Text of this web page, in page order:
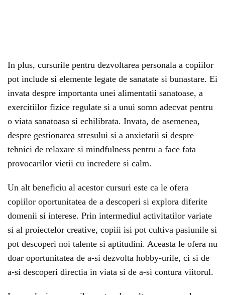
In plus, cursurile pentru dezvoltarea personala a copiilor
pot include si elemente legate de sanatate si bunastare. Ei
invata despre importanta unei alimentatii sanatoase, a
exercitiilor fizice regulate si a unui somn adecvat pentru
o viata sanatoasa si echilibrata. Invata, de asemenea,
despre gestionarea stresului si a anxietatii si despre
tehnici de relaxare si mindfulness pentru a face fata
provocarilor vietii cu incredere si calm.
Un alt beneficiu al acestor cursuri este ca le ofera
copiilor oportunitatea de a descoperi si explora diferite
domenii si interese. Prin intermediul activitatilor variate
si al proiectelor creative, copiii isi pot cultiva pasiunile si
pot descoperi noi talente si aptitudini. Aceasta le ofera nu
doar oportunitatea de a-si dezvolta hobby-urile, ci si de
a-si descoperi directia in viata si de a-si contura viitorul.